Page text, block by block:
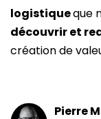
logistiqueque
découvrir et
création de
Pierre